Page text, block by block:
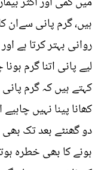
ہیں، گرم پانی سےان
روانی بہتر کرتا ہے
لیے پانی اتنا گرم
کہتے ہیں کہ گرم
کھانا پینا نہيں
دو گھنٹے بعد تک
ہونے کا بھی خطرہ